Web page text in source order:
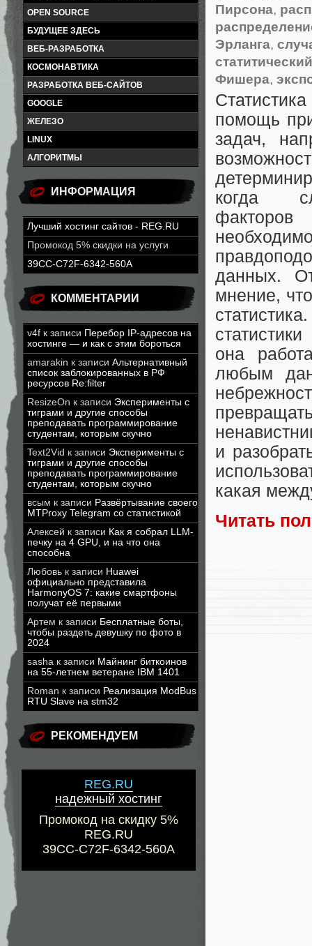
OPEN SOURCE
БУДУЩЕЕ ЗДЕСЬ
ВЕБ-РАЗРАБОТКА
КОСМОНАВТИКА
РАЗРАБОТКА ВЕБ-САЙТОВ
GOOGLE
ЖЕЛЕЗО
LINUX
АЛГОРИТМЫ
ИНФОРМАЦИЯ
Лучший хостинг сайтов - REG.RU
Промокод 5% скидки на услуги
39CC-C72F-6342-560A
КОММЕНТАРИИ
v4f к записи Перебор IP-адресов на
хостинге — и как с этим бороться
amarakin к записи Альтернативный
список заблокированных в РФ
ресурсов Re:filter
ResizeOn к записи Эксперименты с
тиграми и другие способы
преподавать программирование
студентам, которым скучно
Text2Vid к записи Эксперименты с
тиграми и другие способы
преподавать программирование
студентам, которым скучно
всым к записи Развёртывание своего
MTProxy Telegram со статистикой
Алексей к записи Как я собрал LLM-
печку на 4 GPU, и на что она
способна
Любовь к записи Huawei
официально представила
HarmonyOS 7: какие смартфоны
получат её первыми
Артем к записи Бесплатные боты,
чтобы раздеть девушку по фото в
2024
sasha к записи Майнинг биткоинов
на 55-летнем ветеране IBM 1401
Roman к записи Реализация ModBus
RTU Slave на stm32
РЕКОМЕНДУЕМ
REG.RU
надежный хостинг
Промокод на скидку 5%
REG.RU
39CC-C72F-6342-560A
Пирсона,
Эрланга,
Фишера,
помощь
задач,
когда
данных.
мнение,
она
любым
и
какая
Читать